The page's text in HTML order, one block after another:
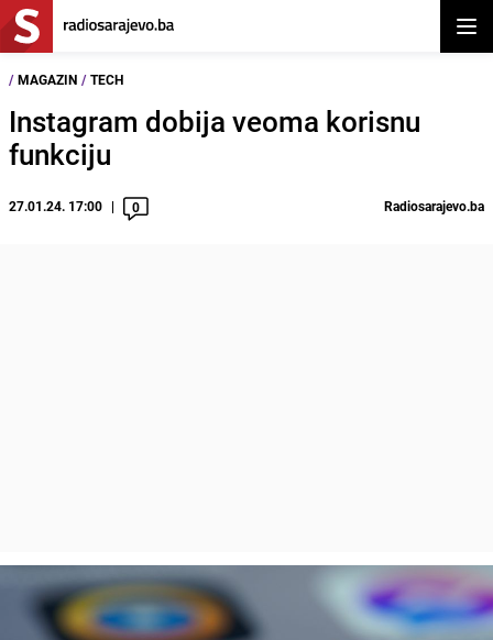
/ MAGAZIN / TECH
Instagram dobija veoma korisnu
funkciju
27.01.24. 17:00 0 Radiosarajevo.ba